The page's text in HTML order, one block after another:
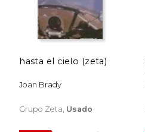
hasta el cielo (zeta)
Joan Brady
Grupo Zeta, Usado